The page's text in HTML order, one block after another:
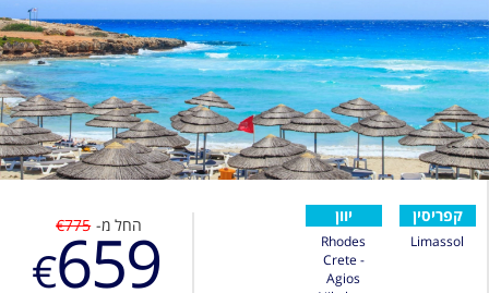
קפריסין
Limassol
יוון
Rhodes
Crete -
Agios
החל מ- €775
€659